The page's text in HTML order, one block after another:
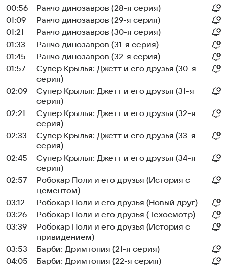
00:56
Ранчо динозавров (28-я серия)
01:09
Ранчо динозавров (29-я серия)
01:21
Ранчо динозавров (30-я серия)
01:33
Ранчо динозавров (31-я серия)
01:45
Ранчо динозавров (32-я серия)
01:57
Супер Крылья: Джетт и его друзья (30-я
серия)
02:09
Супер Крылья: Джетт и его друзья (31-я
серия)
02:21
Супер Крылья: Джетт и его друзья (32-я
серия)
02:33
Супер Крылья: Джетт и его друзья (33-я
серия)
02:45
Супер Крылья: Джетт и его друзья (34-я
серия)
02:57
Робокар Поли и его друзья (История с
цементом)
03:12
Робокар Поли и его друзья (Новый друг)
03:26
Робокар Поли и его друзья (Техосмотр)
03:39
Робокар Поли и его друзья (История с
привидением)
03:53
Барби: Дримтопия (21-я серия)
04:05
Барби: Дримтопия (22-я серия)